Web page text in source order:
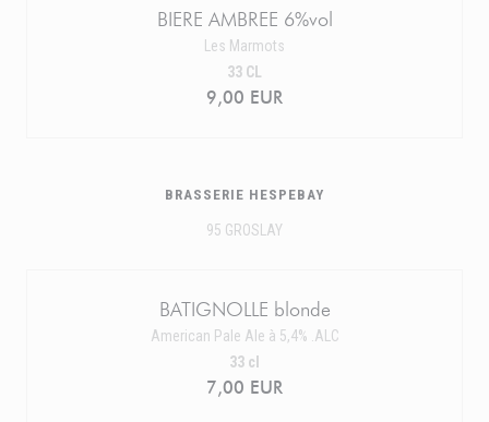
BIERE AMBREE 6%vol
Les Marmots
9,00 EUR
33 CL
BRASSERIE HESPEBAY
95 GROSLAY
BATIGNOLLE blonde
American Pale Ale à 5,4% .ALC
7,00 EUR
33 cl